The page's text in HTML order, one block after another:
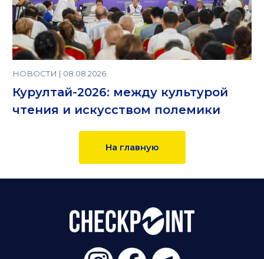
НОВОСТИ | 08.08.2026
Курултай-2026: между культурой
чтения и искусством полемики
На главную